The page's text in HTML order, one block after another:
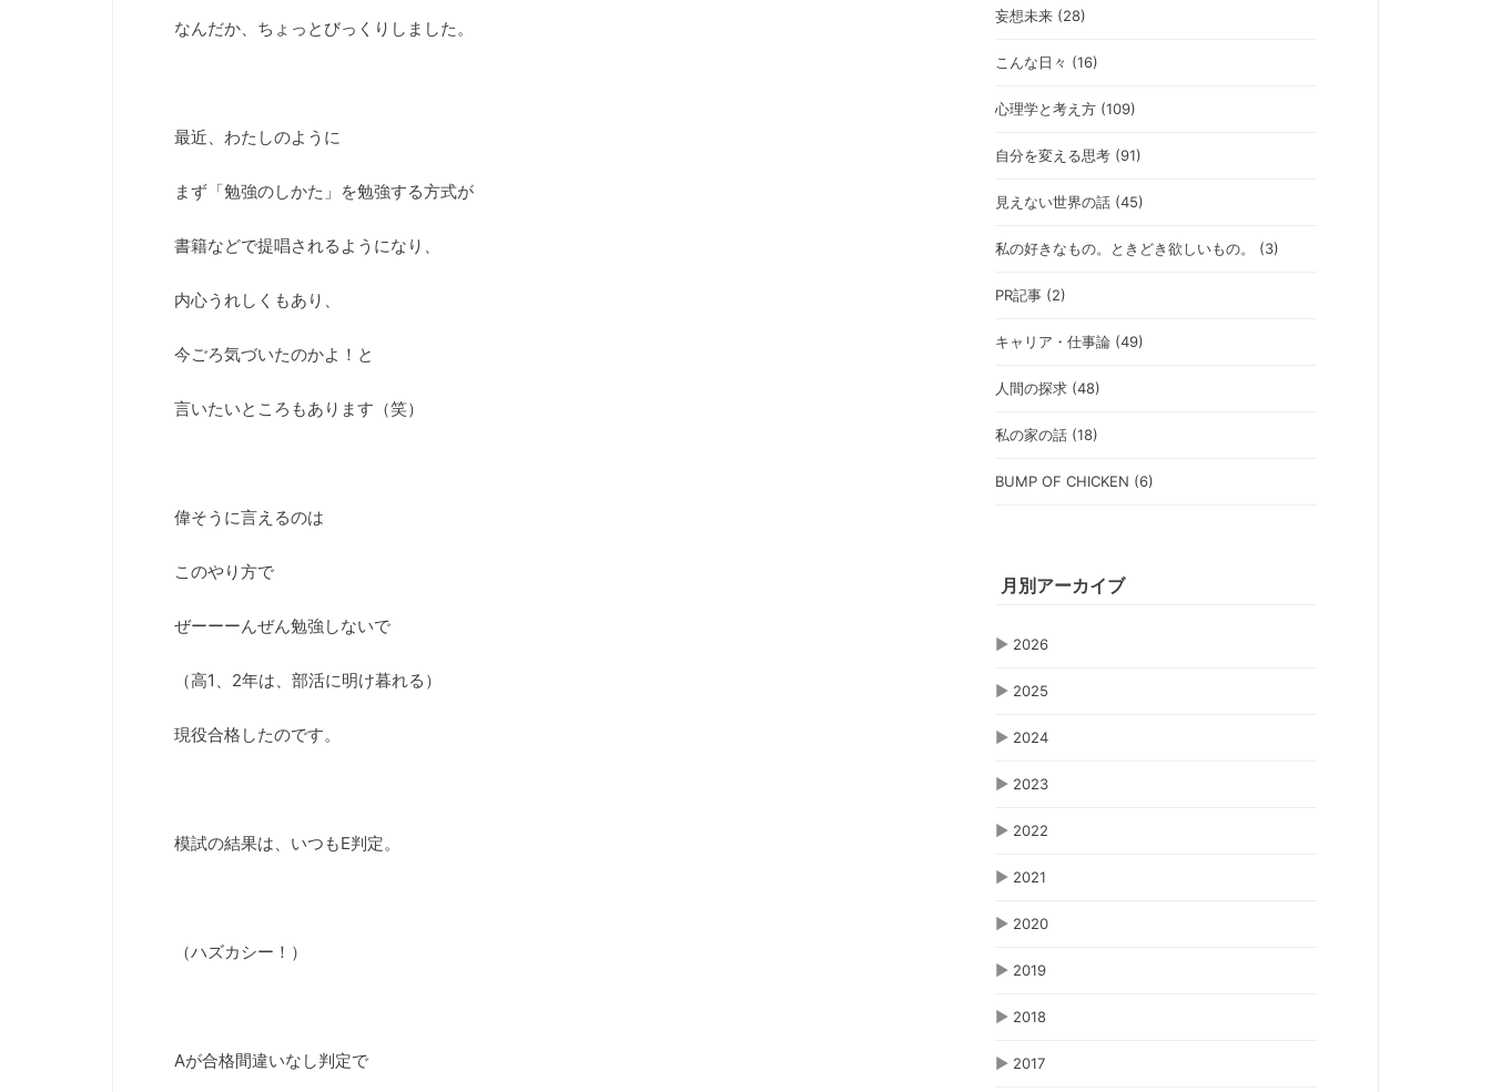
なんだか、ちょっとびっくりしました。
最近、わたしのように
まず「勉強のしかた」を勉強する方式が
書籍などで提唱されるようになり、
内心うれしくもあり、
今ごろ気づいたのかよ！と
言いたいところもあります（笑）
偉そうに言えるのは
このやり方で
ぜーーーんぜん勉強しないで
（高1、2年は、部活に明け暮れる）
現役合格したのです。
模試の結果は、いつもE判定。
（ハズカシー！）
Aが合格間違いなし判定で
妄想未来 (28)
こんな日々 (16)
心理学と考え方 (109)
自分を変える思考 (91)
見えない世界の話 (45)
私の好きなもの。ときどき欲しいもの。 (3)
PR記事 (2)
キャリア・仕事論 (49)
人間の探求 (48)
私の家の話 (18)
BUMP OF CHICKEN (6)
月別アーカイブ
▶ 2026
▶ 2025
▶ 2024
▶ 2023
▶ 2022
▶ 2021
▶ 2020
▶ 2019
▶ 2018
▶ 2017